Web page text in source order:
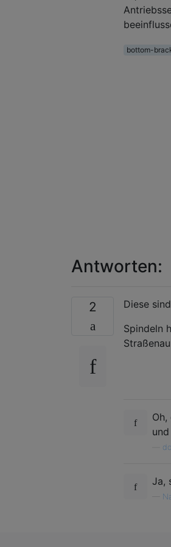
bottom-
Antworten:
2
Diese
Spindeln
Ja,